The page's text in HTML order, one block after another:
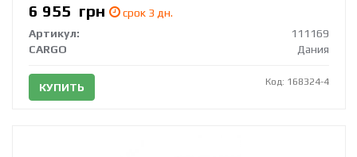
6 955 грн
срок 3 дн.
Артикул:
111169
CARGO
Дания
КУПИТЬ Код: 168324-4